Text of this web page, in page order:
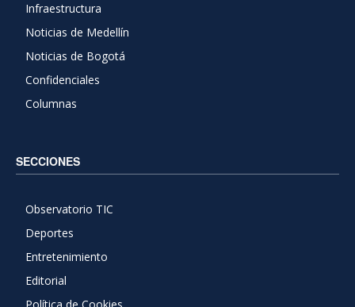
Infraestructura
Noticias de Medellín
Noticias de Bogotá
Confidenciales
Columnas
SECCIONES
Observatorio TIC
Deportes
Entretenimiento
Editorial